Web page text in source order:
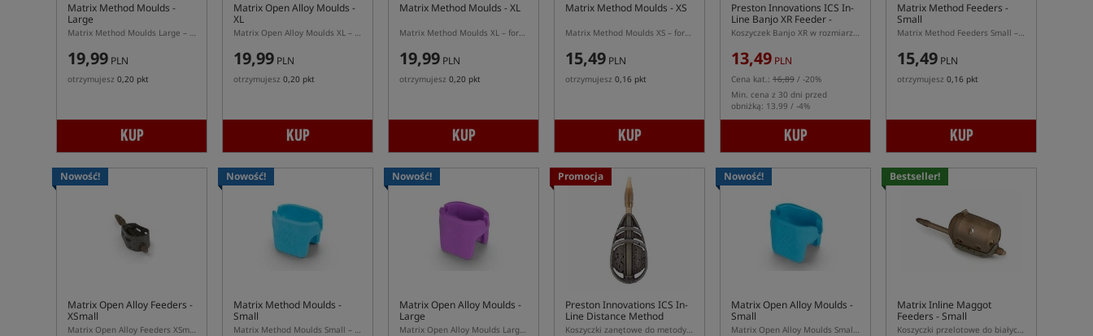
Matrix Method Moulds -
Large
Matrix Method Moulds Large – foremka do podajników Matrix Method Feeder L
19,99 PLN
otrzymujesz 0,20 pkt
KUP
Matrix Open Alloy Moulds -
XL
Matrix Open Alloy Moulds XL – foremka do podajników Open Alloy XL Distance Feeders
19,99 PLN
otrzymujesz 0,20 pkt
KUP
Matrix Method Moulds - XL
Matrix Method Moulds XL – foremka do podajników Matrix Method XL Distance
19,99 PLN
otrzymujesz 0,20 pkt
KUP
Matrix Method Moulds - XS
Matrix Method Moulds XS – foremka do najmniejszych podajników Matrix Method Feeder XS
15,49 PLN
otrzymujesz 0,16 pkt
KUP
Preston Innovations ICS In-
Line Banjo XR Feeder -
Large
Koszyczek Banjo XR w rozmiarze L z systemem ICS
13,49 PLN
Cena kat.: 16,89 / -20%
Min. cena z 30 dni przed
obniżką: 13.99 / -4%
KUP
Matrix Method Feeders -
Small
Matrix Method Feeders Small – mały podajnik method feeder S do systemu Matrix
15,49 PLN
otrzymujesz 0,16 pkt
KUP
Nowość!
Matrix Open Alloy Feeders -
XSmall
Matrix Open Alloy Feeders XSmall – mały podajnik z burtami do pelletu
Nowość!
Matrix Method Moulds -
Small
Matrix Method Moulds Small – foremka do podajników Matrix Method Feeder S
Nowość!
Matrix Open Alloy Moulds -
Large
Matrix Open Alloy Moulds Large – foremka do podajników Matrix Open Alloy L
Promocja
Preston Innovations ICS In-
Line Distance Method
Feeders
Koszyczki zanętowe do metody z systemem szybkiej wymiany ICS
Nowość!
Matrix Open Alloy Moulds -
Small
Matrix Open Alloy Moulds Small – foremka do podajników Open Alloy S
Bestseller!
Matrix Inline Maggot
Feeders - Small
Koszyczki przelotowe do białych robaków w rozmiarze S z systemem szybkiej wymiany